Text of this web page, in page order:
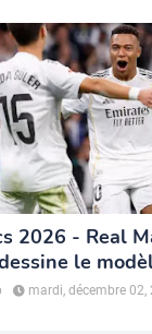
2026 - Real
le
mardi, décembre 02,